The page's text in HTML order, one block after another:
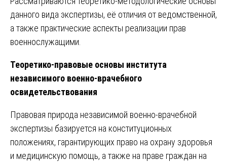
данного вида экспертизы, её отличия от ведомственной,
а также практические аспекты реализации прав
военнослужащими.
Теоретико-правовые основы института
независимого военно-врачебного
освидетельствования
Правовая природа независимой военно-врачебной
экспертизы базируется на конституционных
положениях, гарантирующих право на охрану здоровья
и медицинскую помощь, а также на праве граждан на